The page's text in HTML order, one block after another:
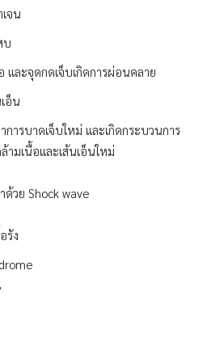
จน
บ
และจุดกดเจ็บเกิดการผ่อนคลาย
อ็น
การบาดเจ็บใหม่ และเกิดกระบวนการ
มเนื้อและเส้นเอ็นใหม่
ด้วย Shock wave
รัง